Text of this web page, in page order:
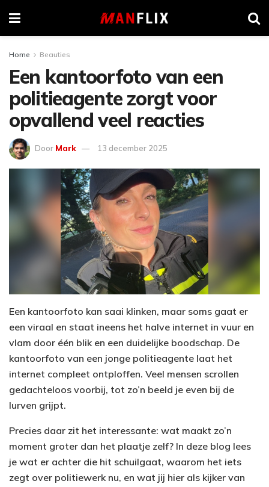
Home Beauties
Een kantoorfoto van een
politieagente zorgt voor
opvallend veel reacties
Door Mark 13 december 2025
Een kantoorfoto kan saai klinken, maar soms gaat er
een viraal en staat ineens het halve internet in vuur en
vlam door één blik en een duidelijke boodschap. De
kantoorfoto van een jonge politieagente laat het
internet compleet ontploffen. Veel mensen scrollen
gedachteloos voorbij, tot zo’n beeld je even bij de
lurven grijpt.
Precies daar zit het interessante: wat maakt zo’n
moment groter dan het plaatje zelf? In deze blog lees
je wat er achter die hit schuilgaat, waarom het iets
zegt over politiewerk nu, en wat jij hier als kijker van